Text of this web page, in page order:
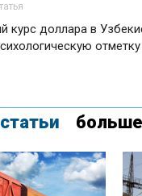
курс доллара в